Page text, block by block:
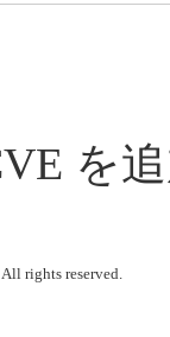
を
rights reserved.